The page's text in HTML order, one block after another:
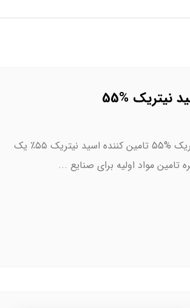
نیتریک %55
تولید کننده اسید نیتریک %55 تامین کننده اسید نیتریک ۵۵٪ یک
تامین مواد اولیه برای صنایع ...